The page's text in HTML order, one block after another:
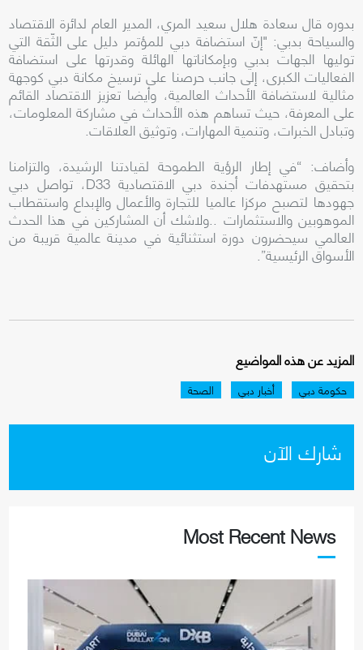
بدوره قال سعادة هلال سعيد المري، المدير العام لدائرة الاقتصاد
والسياحة بدبي: "إنّ استضافة دبي للمؤتمر دليل على الثّقة التي
توليها الجهات بدبي وبإمكاناتها الهائلة وقدرتها على استضافة
الفعاليات الكبرى، إلى جانب حرصنا على ترسيخ مكانة دبي كوجهة
مثالية لاستضافة الأحداث العالمية، وأيضا تعزيز الاقتصاد القائم
على المعرفة، حيث تساهم هذه الأحداث في مشاركة المعلومات،
وتبادل الخبرات، وتنمية المهارات، وتوثيق العلاقات.
وأضاف: “في إطار الرؤية الطموحة لقيادتنا الرشيدة، والتزامنا
بتحقيق مستهدفات أجندة دبي الاقتصادية D33، تواصل دبي
جهودها لتصبح مركزا عالميا للتجارة والأعمال والإبداع واستقطاب
الموهوبين والاستثمارات ..ولاشك أن المشاركين في هذا الحدث
العالمي سيحضرون دورة استثنائية في مدينة عالمية قريبة من
الأسواق الرئيسية”.
المزيد عن هذه المواضيع
حكومة دبي أخبار دبي الصحة
شارك الآن
Most Recent News